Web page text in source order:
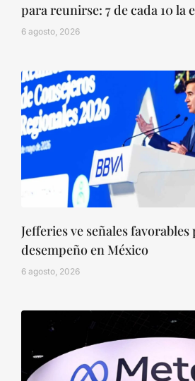
para reunirse: 7 de cada 10 la
6 agosto, 2026
Jefferies ve señales
desempeño en México
6 agosto, 2026